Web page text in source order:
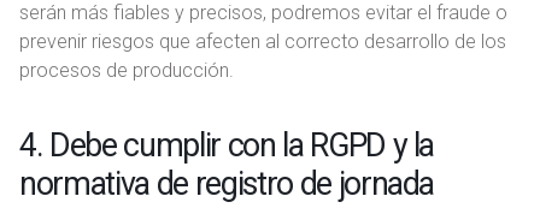
serán más fiables y precisos, podremos evitar el fraude o
prevenir riesgos que afecten al correcto desarrollo de los
procesos de producción.
4. Debe cumplir con la RGPD y la
normativa de registro de jornada